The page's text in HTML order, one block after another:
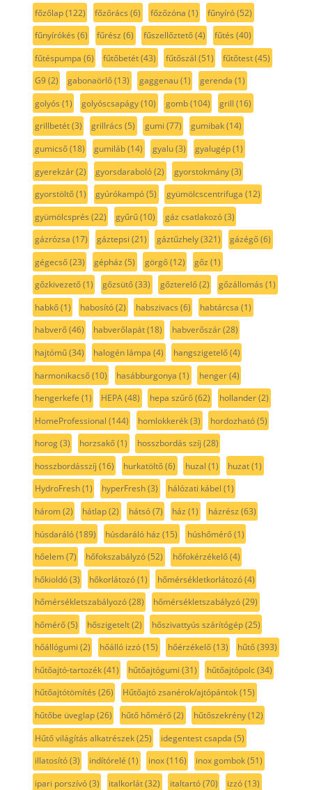
főzőlap(122) főzőrács (6) főzőzóna (1) fűnyíró(52)
fűnyírókés (6) fűrész (6) fűszellőztető(4) fűtés (40)
fűtéspumpa (6) fűtőbetét(43) fűtőszál (51) fűtőtest(45)
G9(2) gabonaörlő(13) gaggenau(1) gerenda (1)
golyós (1) golyóscsapágy(10) gomb(104) grill (16)
grillbetét(3) grillrács (5) gumi (77) gumibak(14)
gumicső(18) gumiláb(14) gyalu(3) gyalugép(1)
gyerekzár(2) gyorsdaraboló(2) gyorstokmány(3)
gyorstöltő(1) gyúrókampó(5) gyümölcscentrifuga (12)
gyümölcsprés (22) gyűrű(10) gáz csatlakozó(3)
gázrózsa (17) gáztepsi (21) gáztűzhely(321) gázégő(6)
gégecső(23) gépház (5) görgő(12) gőz (1)
gőzkivezető(1) gőzsütő(33) gőzterelő(2) gőzállomás (1)
habkő(1) habosító(2) habszivacs (6) habtárcsa (1)
habverő(46) habverőlapát(18) habverőszár(28)
hajtómű(34) halogén lámpa (4) hangszigetelő(4)
harmonikacső(10) hasábburgonya (1) henger(4)
hengerkefe (1) HEPA(48) hepa szűrő(62) hollander(2)
HomeProfessional (144) homlokkerék(3) hordozható(5)
horog(3) horzsakő(1) hosszbordás szíj (28)
hosszbordásszíj (16) hurkatöltő(6) huzal (1) huzat(1)
HydroFresh(1) hyperFresh(3) hálózati kábel (1)
három(2) hátlap(2) hátsó(7) ház (1) házrész (63)
húsdaráló(189) húsdaráló ház (15) húshőmérő(1)
hőelem(7) hőfokszabályzó(52) hőfokérzékelő(4)
hőkioldó(3) hőkorlátozó(1) hőmérsékletkorlátozó(4)
hőmérsékletszabályozó(28) hőmérsékletszabályzó(29)
hőmérő(5) hőszigetelt(2) hőszivattyús szárítógép(25)
hőállógumi (2) hőálló izzó(15) hőérzékelő(13) hűtő(393)
hűtőajtó-tartozék(41) hűtőajtógumi (31) hűtőajtópolc(34)
hűtőajtótömítés (26) Hűtőajtó zsanérok/ajtópántok(15)
hűtőbe üveglap(26) hűtő hőmérő(2) hűtőszekrény(12)
Hűtő világítás alkatrészek(25) idegentest csapda (5)
illatosító(3) indítórelé (1) inox(116) inox gombok(51)
ipari porszívó(3) italkorlát(32) italtartó(70) izzó(13)